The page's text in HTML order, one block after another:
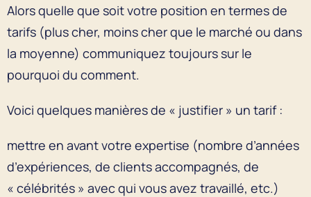
Alors quelle que soit votre position en termes de
tarifs (plus cher, moins cher que le marché ou dans
la moyenne) communiquez toujours sur le
pourquoi du comment.
Voici quelques manières de « justifier » un tarif :
mettre en avant votre expertise (nombre d’années
d’expériences, de clients accompagnés, de
« célébrités » avec qui vous avez travaillé, etc.)